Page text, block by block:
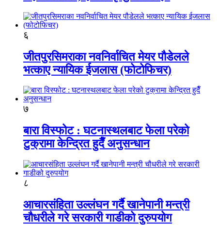
६
जीतपुरसिमराका नवनिर्वाचित मेयर पौडेलले
भत्काए न्यायिक ईजलास (फोटोफिचर)
७
बारा विस्फोट : घटनास्थलबाट फेला परेको
टुक्रामा केन्द्रित हुदैँ अनुसन्धान
८
आचारसंहिता उल्लंघन गर्दै खानेपानी मन्त्री
चौधरीले गरे सरकारी गाडीको दुरुपयोग